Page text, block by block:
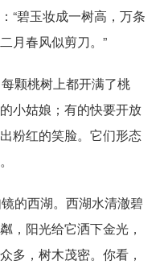
“碧玉妆成一树高，万条
月春风似剪刀。”
颗桃树上都开满了桃
小姑娘；有的快要开放
粉红的笑脸。它们形态
的西湖。西湖水清澈碧
，阳光给它洒下金光，
多，树木茂密。你看，